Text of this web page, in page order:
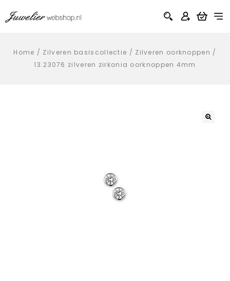
Home / Zilveren basiscollectie / Zilveren oorknoppen /
13.23076 zilveren zirkonia oorknoppen 4mm